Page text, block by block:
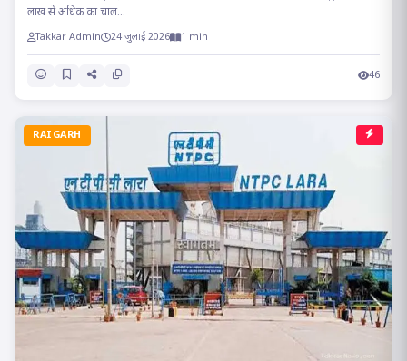
लाख से अधिक का चाल...
Takkar Admin 24 जुलाई 2026 1 min
46
RAIGARH